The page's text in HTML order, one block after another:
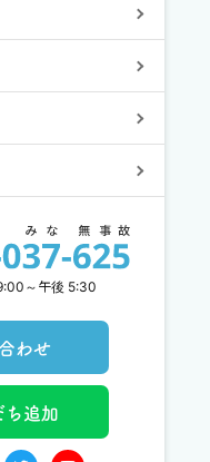
～午後 5:30
わせ
ち追加